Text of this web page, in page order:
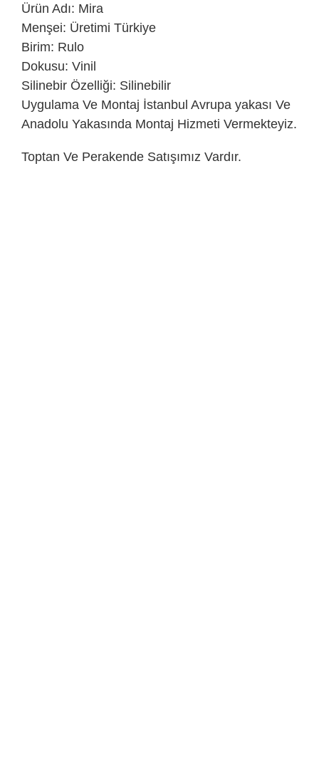
Ürün Adı: Mira
Menşei: Üretimi Türkiye
Birim: Rulo
Dokusu: Vinil
Silinebir Özelliği: Silinebilir
Uygulama Ve Montaj İstanbul Avrupa yakası Ve
Anadolu Yakasında Montaj Hizmeti Vermekteyiz.
Toptan Ve Perakende Satışımız Vardır.